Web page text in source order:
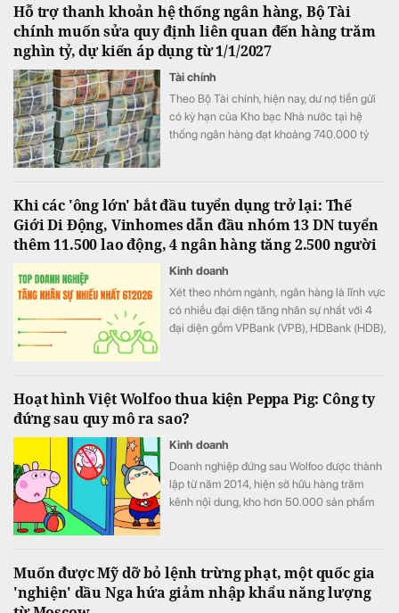
Hỗ trợ thanh khoản hệ thống ngân hàng, Bộ Tài
chính muốn sửa quy định liên quan đến hàng trăm
nghìn tỷ, dự kiến áp dụng từ 1/1/2027
Tài chính
Theo Bộ Tài chính, hiện nay, dư nợ tiền gửi
có kỳ hạn của Kho bạc Nhà nước tại hệ
thống ngân hàng đạt khoảng 740.000 tỷ
Khi các 'ông lớn' bắt đầu tuyển dụng trở lại: Thế
Giới Di Động, Vinhomes dẫn đầu nhóm 13 DN tuyển
thêm 11.500 lao động, 4 ngân hàng tăng 2.500 người
Kinh doanh
Xét theo nhóm ngành, ngân hàng là lĩnh vực
có nhiều đại diện tăng nhân sự nhất với 4
đại diện gồm VPBank (VPB), HDBank (HDB),
Hoạt hình Việt Wolfoo thua kiện Peppa Pig: Công ty
đứng sau quy mô ra sao?
Kinh doanh
Doanh nghiệp đứng sau Wolfoo được thành
lập từ năm 2014, hiện sở hữu hàng trăm
kênh nội dung, kho hơn 50.000 sản phẩm
Muốn được Mỹ dỡ bỏ lệnh trừng phạt, một quốc gia
'nghiện' dầu Nga hứa giảm nhập khẩu năng lượng